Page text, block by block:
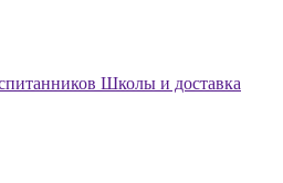
Школы и доставка